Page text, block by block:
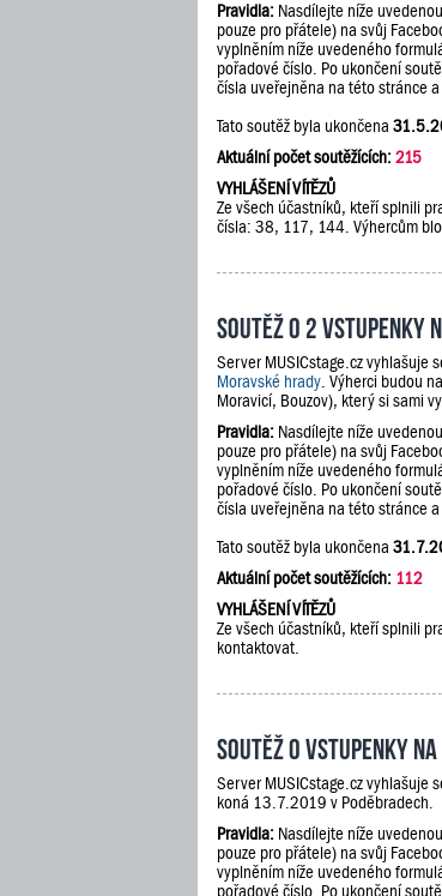
Pravidla: Nasdílejte níže
pouze pro přátele) na svůj
vyplněním níže uvedeného
pořadové číslo. Po ukončení
čísla uveřejněna na této stránce
Tato soutěž byla ukončena
Aktuální počet soutěžících:215
VYHLÁŠENÍ VÍTĚZŮ
Ze všech účastníků, kteří splnili
čísla: 38, 117, 144. Výhercům
Soutěž o 2 vstupenky
Server MUSICstage.cz vyhlašuje
Moravské hrady . Výherci budou
Moravicí, Bouzov), který si sami
Pravidla: Nasdílejte níže
pouze pro přátele) na svůj
vyplněním níže uvedeného
pořadové číslo. Po ukončení
čísla uveřejněna na této stránce
Tato soutěž byla ukončena
Aktuální počet soutěžících: 112
VYHLÁŠENÍ VÍTĚZŮ
Ze všech účastníků, kteří splnili
kontaktovat.
Soutěž o vstupenky
Server MUSICstage.cz vyhlašuje
koná 13.7.2019 v Poděbradech.
Pravidla: Nasdílejte níže
pouze pro přátele) na svůj
vyplněním níže uvedeného
pořadové číslo. Po ukončení